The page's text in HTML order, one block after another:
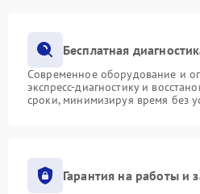
Бесплатная
Современное оборудование и
экспресс-диагностику и
сроки, минимизируя время без
Гарантия на работы и